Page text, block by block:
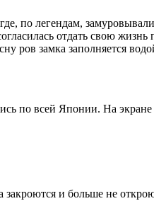
по легендам,
отдать свою
замка заполняется
по всей Японии. На
и больше не